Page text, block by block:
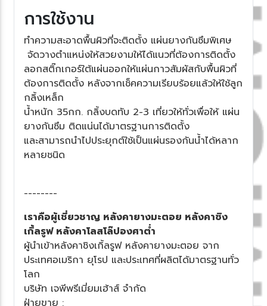
การใช้งาน
ทำความสะอาดพื้นผิวที่จะติดตั้ง แผ่นยางกันซึมพิเศษ
จัดวางตำแหน่งให้สวยงามให้ได้แนวที่ต้องการติดตั้ง
ลอกสติ๊กเกอร์ใต้แผ่นออกให้แผ่นกาวสัมผัสกับพื้นผิวที่
ต้องการติดตั้ง หลังจากเช็คความเรียบร้อยแล้วให้ใช้ลูก
กลิ้งเหล็ก
น้ำหนัก 35กก. กลิ้งบดทับ 2-3 เที่ยวให้ทั่วเพื่อให้ แผ่น
างกันซึม ติดแน่นได้มาตรฐานการติดตั้ง
ละสามารถนำไปประยุกต์ใช้เป็นแผ่นรองกันน้ำได้หลาก
หลายชนิด
--------
เราคือผู้เชี่ยวชาญ หลังคายางมะตอย หลังคาซิง
เกิ้ลรูฟ หลังคาโลสโล๊ปองศาต่ำ
ผู้นำเข้าหลังคาชิงเกิ้ลรูฟ หลังคายางมะตอย จาก
ประเทศอเมริกา ยุโรป และประเทศที่ผลิตได้มาตรฐานทั่ว
ลก
บริษัท เจพีพรีเมี่ยมเฮ้าส์ จำกัด
ฝ่ายขาย :